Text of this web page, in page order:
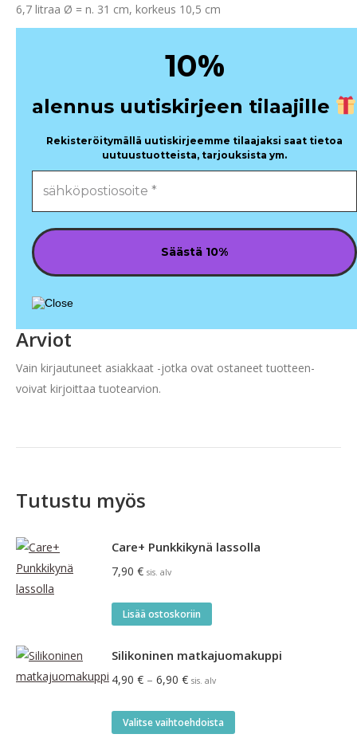
6,7 litraa Ø = n. 31 cm, korkeus 10,5 cm
10%
alennus uutiskirjeen tilaajille
Rekisteröitymällä uutiskirjeemme tilaajaksi saat tietoa
uutuustuotteista, tarjouksista ym.
Arviot
Vain kirjautuneet asiakkaat -jotka ovat ostaneet tuotteen-
voivat kirjoittaa tuotearvion.
Tutustu myös
Care+ Punkkikynä lassolla
7,90 € sis. alv
Lisää ostoskoriin
Silikoninen matkajuomakuppi
4,90 € – 6,90 €Hintaluokka:
-
sis. alv
Valitse vaihtoehdoista